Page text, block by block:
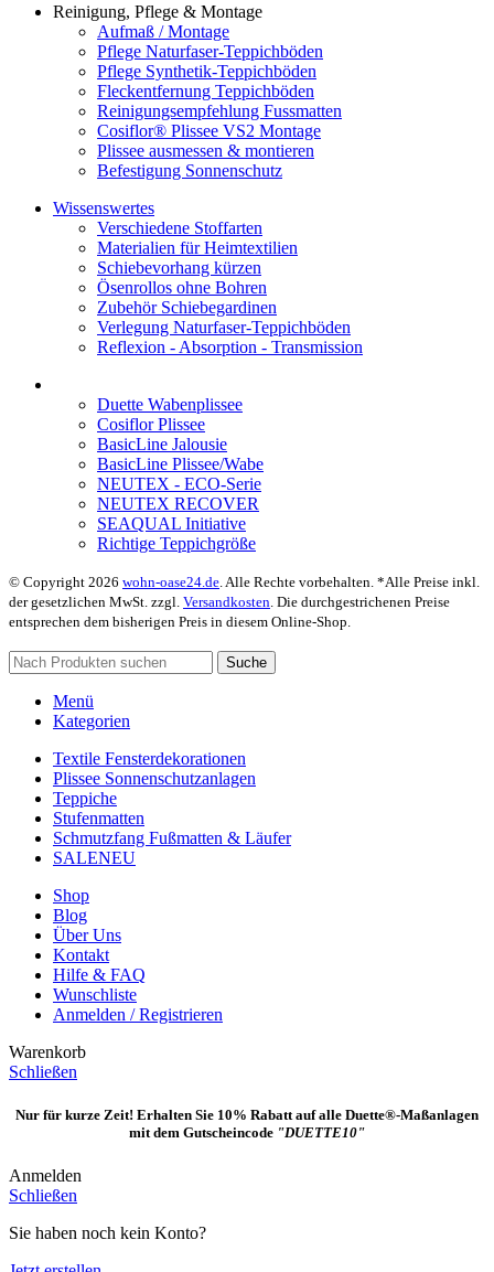
Reinigung, Pflege & Montage
Aufmaß / Montage
Pflege Naturfaser-Teppichböden
Pflege Synthetik-Teppichböden
Fleckentfernung Teppichböden
Reinigungsempfehlung Fussmatten
Cosiflor® Plissee VS2 Montage
Plissee ausmessen & montieren
Befestigung Sonnenschutz
Wissenswertes
Verschiedene Stoffarten
Materialien für Heimtextilien
Schiebevorhang kürzen
Ösenrollos ohne Bohren
Zubehör Schiebegardinen
Verlegung Naturfaser-Teppichböden
Reflexion - Absorption - Transmission
Duette Wabenplissee
Cosiflor Plissee
BasicLine Jalousie
BasicLine Plissee/Wabe
NEUTEX - ECO-Serie
NEUTEX RECOVER
SEAQUAL Initiative
Richtige Teppichgröße
© Copyright 2026 wohn-oase24.de . Alle Rechte vorbehalten. *Alle Preise inkl.
der gesetzlichen MwSt. zzgl. Versandkosten . Die durchgestrichenen Preise
entsprechen dem bisherigen Preis in diesem Online-Shop.
Suche
Menü
Kategorien
Textile Fensterdekorationen
Plissee Sonnenschutzanlagen
Teppiche
Stufenmatten
Schmutzfang Fußmatten & Läufer
SALENEU
Shop
Blog
Über Uns
Kontakt
Hilfe & FAQ
Wunschliste
Anmelden / Registrieren
Warenkorb
Schließen
Nur für kurze Zeit! Erhalten Sie 10% Rabatt auf alle Duette®-Maßanlagen
mit dem Gutscheincode "DUETTE10"
Anmelden
Schließen
Sie haben noch kein Konto?